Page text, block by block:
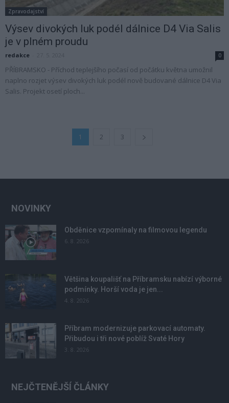
Zpravodajství
Výsev divokých luk podél dálnice D4 Via Salis
je v plném proudu
redakce 0
PŘÍBRAMSKO - Příchod teplejšího počasí od počátku května umožnil
naplno rozjet výsev divokých luk podél nově budované dálnice D4 Via
Salis. Projekt osetí ploch...
1 2 3
NOVINKY
Obděnice vzpomínaly na filmovou legendu
6. 8. 2026
Většina koupališť na Příbramsku nabízí výborné
podmínky. Horší voda je jen...
4. 8. 2026
Příbram modernizuje parkovací automaty.
Přibudou i tři nové poblíž Svaté Hory
3. 8. 2026
NEJČTENĚJŠÍ ČLÁNKY